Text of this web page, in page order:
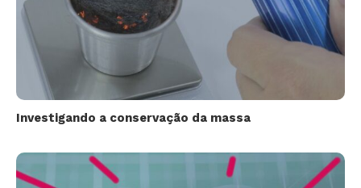
Investigando a conservação da massa